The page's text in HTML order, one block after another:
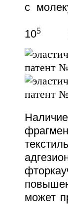
с
105
может